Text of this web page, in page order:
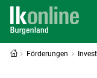
Förderungen